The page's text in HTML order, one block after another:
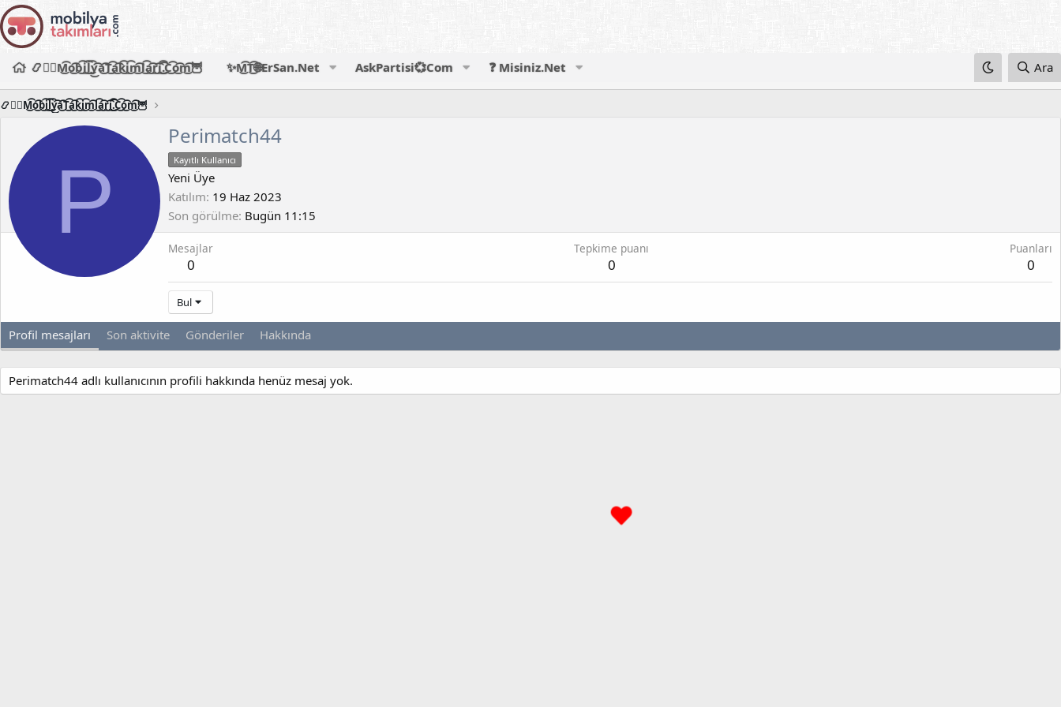
📿🧙‍♂️M͜͡o͜͡b͜͡i͜͡l͜͡y͜͡a͜͡T͜͡a͜͡k͜͡i͜͡m͜͡l͜͡a͜͡r͜͡i͜͡.͜͡C͜͡o͜͡m͜͡🦉 ✨M͜͡T͜͡🌐ErSan.Net AskPartisi💞Com ❓ Misiniz.Net Ara
📿🧙‍♂️M͜͡o͜͡b͜͡i͜͡l͜͡y͜͡a͜͡T͜͡a͜͡k͜͡i͜͡m͜͡l͜͡a͜͡r͜͡i͜͡.͜͡C͜͡o͜͡m͜͡🦉
P
Perimatch44
Kayıtlı Kullanıcı
Yeni Üye
Katılım 19 Haz 2023
Son görülme Bugün 11:15
Mesajlar
0
Tepkime puanı
0
Puanları
0
Bul
Profil mesajları Son aktivite Gönderiler Hakkında
Perimatch44 adlı kullanıcının profili hakkında henüz mesaj yok.